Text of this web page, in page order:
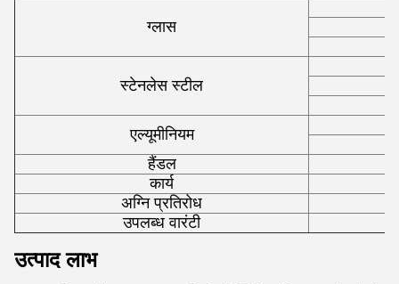
ग्लास
स्टेनलेस स्टील
एल्यूमीनियम
हैंडल
कार्य
अग्नि प्रतिरोध
उपलब्ध वारंटी
उत्पाद लाभ